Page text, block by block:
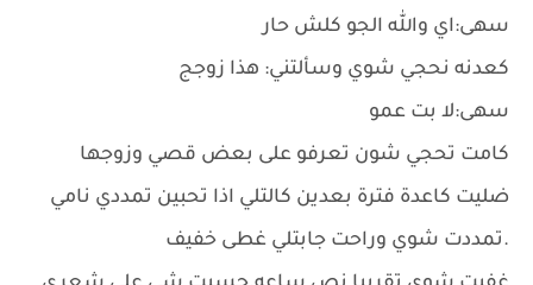
سهى:اي والله الجو كلش حار
كعدنه نحجي شوي وسألتني: هذا زوجج
سهى:لا بت عمو
كامت تحجي شون تعرفو على بعض قصي وزوجها
ضليت كاعدة فترة بعدين كالتلي اذا تحبين تمددي نامي
.تمددت شوي وراحت جابتلي غطى خفيف